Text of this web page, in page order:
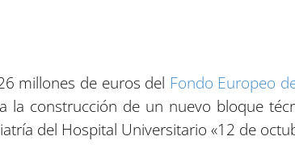
millones de euros del Fondo Europeo
la construcción de un nuevo bloque
del Hospital Universitario «12 de